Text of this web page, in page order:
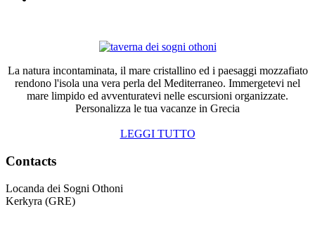
La natura incontaminata, il mare cristallino ed i paesaggi mozzafiato
rendono l'isola una vera perla del Mediterraneo. Immergetevi nel
mare limpido ed avventuratevi nelle escursioni organizzate.
Personalizza le tua vacanze in Grecia
LEGGI TUTTO
Contacts
Locanda dei Sogni Othoni
Kerkyra (GRE)